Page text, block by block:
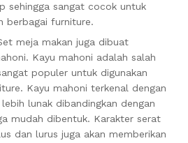
sehingga sangat cocok untuk
berbagai furniture.
meja makan juga dibuat
Kayu mahoni adalah salah
populer untuk digunakan
Kayu mahoni terkenal dengan
lunak dibandingkan dengan
mudah dibentuk. Karakter serat
dan lurus juga akan memberikan